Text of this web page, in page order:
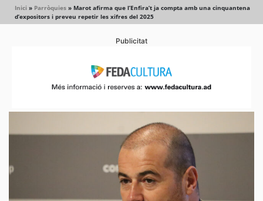
Inici » Parròquies » Marot afirma que l’Enfira’t ja compta amb una cinquantena
d’expositors i preveu repetir les xifres del 2025
Publicitat